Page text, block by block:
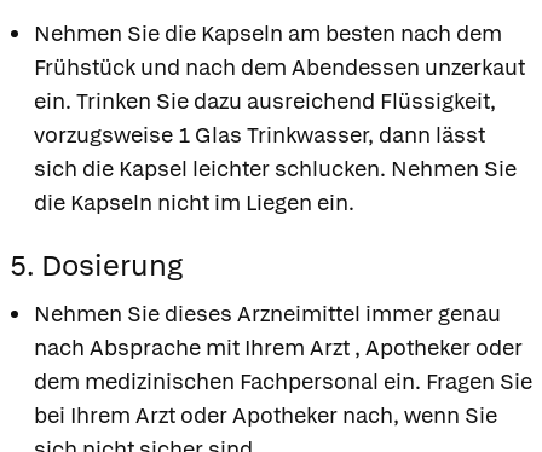
Nehmen Sie die Kapseln am besten nach dem
Frühstück und nach dem Abendessen unzerkaut
ein. Trinken Sie dazu ausreichend Flüssigkeit,
vorzugsweise 1 Glas Trinkwasser, dann lässt
sich die Kapsel leichter schlucken. Nehmen Sie
die Kapseln nicht im Liegen ein.
5. Dosierung
Nehmen Sie dieses Arzneimittel immer genau
nach Absprache mit Ihrem Arzt , Apotheker oder
dem medizinischen Fachpersonal ein. Fragen Sie
bei Ihrem Arzt oder Apotheker nach, wenn Sie